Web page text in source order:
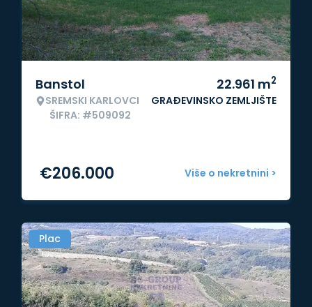
Banstol
SREMSKI KARLOVCI
ŠIFRA: #509092
22.961 m2
GRAĐEVINSKO ZEMLJIŠTE
Više o nekretnini >
€206.000
Plac